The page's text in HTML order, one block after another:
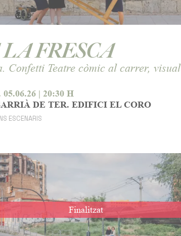
FRESCA
Confetti Teatre còmic al carrer, visual
05.06.26| 20:30 H
DE TER. EDIFICI EL CORO
ESCENARIS
Finalitzat